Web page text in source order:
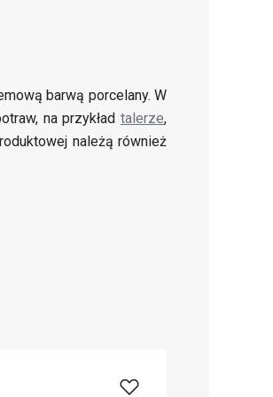
barwą porcelany. W
na przykład talerze,
należą również